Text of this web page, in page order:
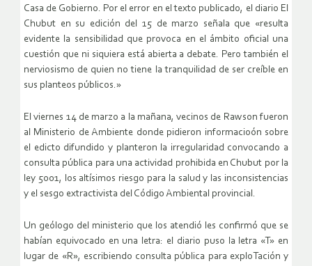
Casa de Gobierno. Por el error en el texto publicado, el diario El
Chubut en su edición del 15 de marzo señala que «resulta
evidente la sensibilidad que provoca en el ámbito oficial una
cuestión que ni siquiera está abierta a debate. Pero también el
nerviosismo de quien no tiene la tranquilidad de ser creíble en
sus planteos públicos.»
El viernes 14 de marzo a la mañana, vecinos de Rawson fueron
al Ministerio de Ambiente donde pidieron informacioón sobre
el edicto difundido y planteron la irregularidad convocando a
consulta pública para una actividad prohibida en Chubut por la
ley 5001, los altísimos riesgo para la salud y las inconsistencias
y el sesgo extractivista del Código Ambiental provincial.
Un geólogo del ministerio que los atendió les confirmó que se
habían equivocado en una letra: el diario puso la letra «T» en
lugar de «R», escribiendo consulta pública para exploTación y